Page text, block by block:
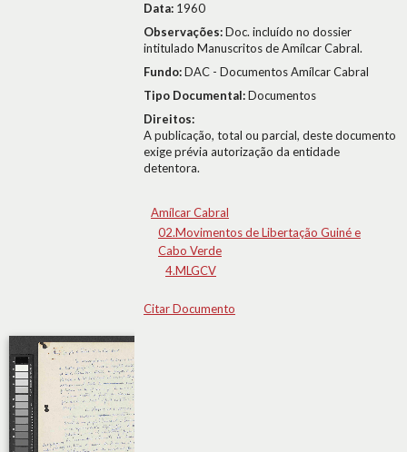
Data: 1960
Observações:Doc. incluído no dossier
intitulado Manuscritos de Amílcar Cabral.
Fundo:DAC - Documentos Amílcar Cabral
Tipo Documental:Documentos
Direitos:
A publicação, total ou parcial, deste documento
exige prévia autorização da entidade
detentora.
Amílcar Cabral
02.Movimentos de Libertação Guiné e
Cabo Verde
4.MLGCV
Citar Documento